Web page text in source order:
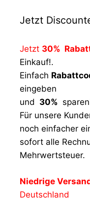
Jetzt
Jetzt 30%
Einkauf!.
Einfach
eingeben
und 30%
Für unsere
noch einfacher
sofort alle
Mehrwertsteuer.
Niedrige
Deutschland